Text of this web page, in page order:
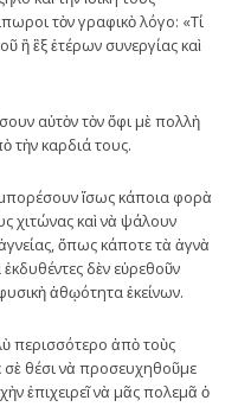
τὸν γραφικὸ λόγο: «Τί
ἢ ἓξ ἑτέρων συνεργίας καὶ
αὐτὸν τὸν ὄφι μὲ πολλὴ
τὴν καρδιά τους.
ἴσως κάποια φορὰ
χιτώνας καὶ νὰ ψάλουν
ὅπως κάποτε τὰ ἁγνὰ
δὲν εὑρεθοῦν
ἀθῳότητα ἐκείνων.
περισσότερο ἀπὸ τοὺς
σὲ θέσι νὰ προσευχηθοῦμε
ἐπιχειρεῖ νὰ μᾶς πολεμᾶ ὁ